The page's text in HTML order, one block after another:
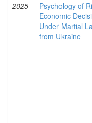
2025
Psychology of
Economic
Under Martial
from Ukraine